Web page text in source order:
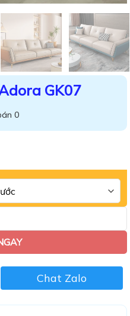
GK07
0
lượng
Chat Zalo